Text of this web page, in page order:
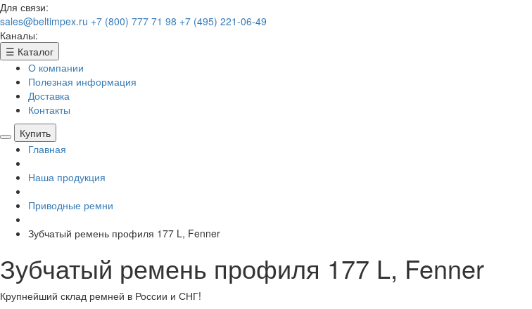
Для связи:
sales@beltimpex.ru +7 (800) 777 71 98 +7 (495) 221-06-49
Каналы:
☰ Каталог
О компании
Полезная информация
Доставка
Контакты
Купить
Главная
Наша продукция
Приводные ремни
Зубчатый ремень профиля 177 L, Fenner
Зубчатый ремень профиля 177 L, Fenner
Крупнейший склад ремней в России и СНГ!